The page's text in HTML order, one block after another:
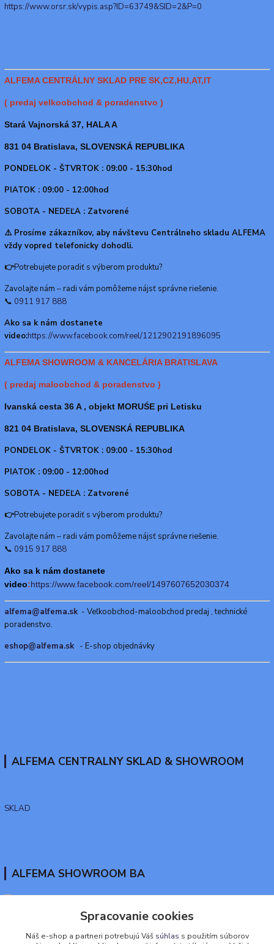
https://www.orsr.sk/vypis.asp?ID=63749&SID=2&P=0
ALFEMA CENTRÁLNY SKLAD PRE SK,CZ,HU,AT,IT
( predaj velkoobchod & poradenstvo )
Stará Vajnorská 37, HALA A
831 04 Bratislava, SLOVENSKÁ REPUBLIKA
PONDELOK - ŠTVRTOK : 09:00 - 15:30hod
PIATOK : 09:00 - 12:00hod
SOBOTA - NEDEĽA : Zatvorené
⚠️ Prosíme zákazníkov, aby návštevu Centrálneho skladu ALFEMA
vždy vopred telefonicky dohodli.
👉Potrebujete poradiť s výberom produktu?
Zavolajte nám – radi vám pomôžeme nájsť správne riešenie.
📞 0911 917 888
Ako sa k nám dostanete
video:https://www.facebook.com/reel/1212902191896095
ALFEMA SHOWROOM & KANCELÁRIA BRATISLAVA
( predaj maloobchod & poradenstvo )
Ivanská cesta 36 A , objekt MORUŚE pri Letisku
821 04 Bratislava, SLOVENSKÁ REPUBLIKA
PONDELOK - ŠTVRTOK : 09:00 - 15:30hod
PIATOK : 09:00 - 12:00hod
SOBOTA - NEDEĽA : Zatvorené
👉Potrebujete poradiť s výberom produktu?
Zavolajte nám – radi vám pomôžeme nájsť správne riešenie.
📞 0915 917 888
Ako sa k nám dostanete
video:https://www.facebook.com/reel/1497607652030374
alfema@alfema.sk - Veľkoobchod-maloobchod predaj , technické
poradenstvo.
eshop@alfema.sk - E-shop objednávky
ALFEMA CENTRALNY SKLAD & SHOWROOM
SKLAD
ALFEMA SHOWROOM BA
Spracovanie cookies
Náš e-shop a partneri potrebujú Váš súhlas s použitím súborov